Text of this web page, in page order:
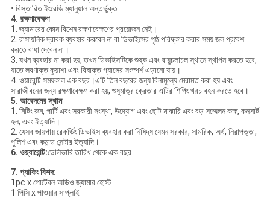
• বিস্তারিত ইংরেজি ম্যানুয়াল অন্তর্ভুক্ত
4. রক্ষণাবেক্ষণ
1. জ্যামারের কোন বিশেষ রক্ষণাবেক্ষণের প্রয়োজন নেই।
2. রাসায়নিক দ্রাবক ব্যবহার করবেন না বা ডিভাইসের পৃষ্ঠ পরিষ্কার করার সময় জল প্রবেশ
করতে বাধা দেবেন না।
3. যখন ব্যবহার না করা হয়, তখন ডিভাইসটিকে শুষ্ক এবং বায়ুচলাচল স্থানে স্থাপন করতে হবে,
যাতে লবণাক্ত কুয়াশা এবং বিষাক্ত গ্যাসের সংস্পর্শ এড়ানো যায়।
4. ওয়ারেন্টি সময়কাল এক বছর।এটি তিন বছরের জন্য বিনামূল্যে মেরামত করা হয় এবং
সারাজীবনের জন্য রক্ষণাবেক্ষণ করা হয়, শুধুমাত্র ক্রেতার এটির শিপিং খরচ বহন করতে হবে।
5. আবেদনের স্থান
1. মিটিং রুম, পার্টি এবং সরকারী সংস্থা, উদ্যোগ এবং ছোট মাঝারি এবং বড় সম্মেলন কক্ষ, কনসার্ট
হল, এবং ইত্যাদি।
2. যেসব জায়গায় রেকর্ডিং ডিভাইস ব্যবহার করা নিষিদ্ধ যেমন সরকার, সামরিক, অর্থ, নিরাপত্তা,
পুলিশ এবং কমান্ড সেন্টার ইত্যাদি।
6. ওয়্যারেন্টি:ডেলিভারি তারিখ থেকে এক বছর
7. প্যাকিং বিশদ:
1pc x পোর্টেবল অডিও জ্যামার হোস্ট
1 পিসি x পাওয়ার সাপ্লাই